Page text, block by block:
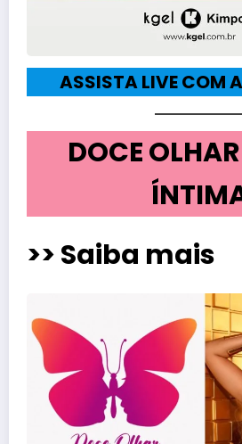
ASSISTA LIVE COM
DOCE
>> Saiba mais